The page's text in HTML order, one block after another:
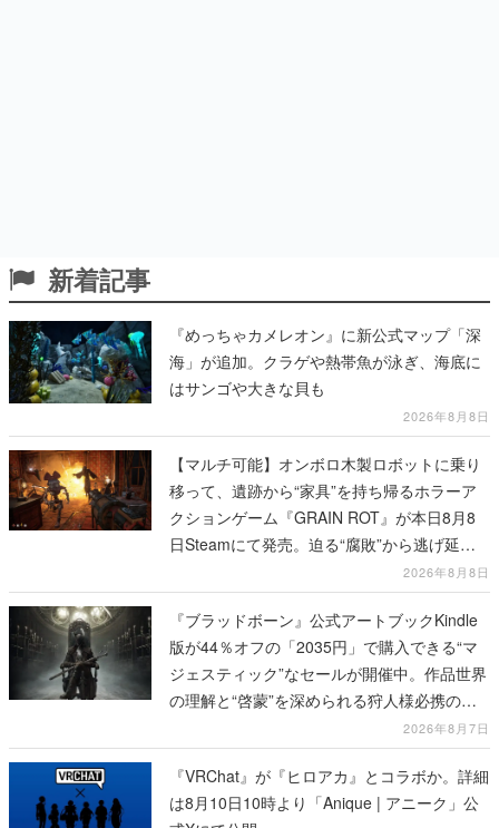
新着記事
『めっちゃカメレオン』に新公式マップ「深
海」が追加。クラゲや熱帯魚が泳ぎ、海底に
はサンゴや大きな貝も
2026年8月8日
【マルチ可能】オンボロ木製ロボットに乗り
移って、遺跡から“家具”を持ち帰るホラーア
クションゲーム『GRAIN ROT』が本日8月8
日Steamにて発売。迫る“腐敗”から逃げ延
2026年8月8日
『ブラッドボーン』公式アートブックKindle
版が44％オフの「2035円」で購入できる“マ
ジェスティック”なセールが開催中。作品世界
の理解と“啓蒙”を深められる狩人様必携の一
2026年8月7日
『VRChat』が『ヒロアカ』とコラボか。詳細
は8月10日10時より「Anique | アニーク」公